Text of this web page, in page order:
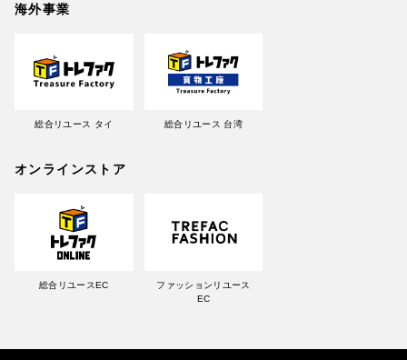
海外事業
総合リユース タイ 総合リユース 台湾
オンラインストア
総合リユースEC
ファッションリユース
EC